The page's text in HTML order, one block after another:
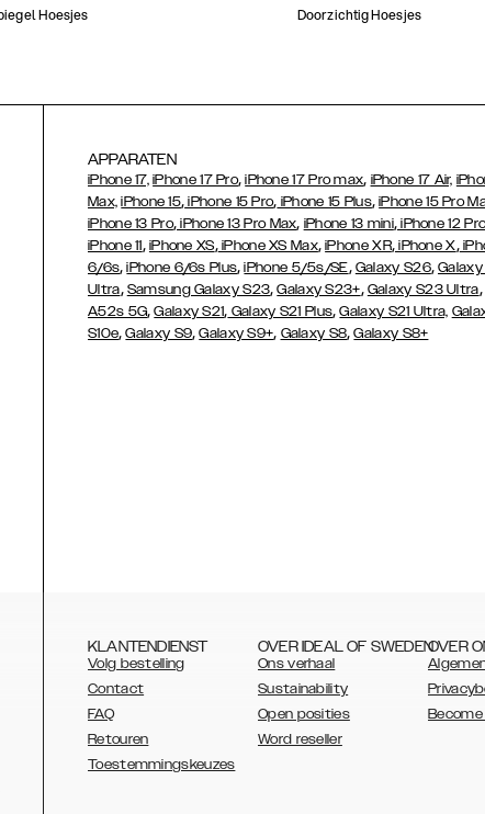
Hoesjes Doorzichtig Hoesjes
APPARATEN
iPhone 17, iPhone 17 Pro,iPhone 17 Pro max, iPhone 17 Air,
Max, iPhone 15, iPhone 15 Pro, iPhone 15 Plus,iPhone 15 Pro
iPhone 13 Pro, iPhone 13 Pro Max, iPhone 13 mini,iPhone 12
iPhone 11, iPhone XS,iPhone XS Max,iPhone XR,iPhone X,
6/6s,iPhone 6/6s Plus,iPhone 5/5s/SE, Galaxy S26,
Ultra, Samsung Galaxy S23,Galaxy S23+, Galaxy S23 Ultra,
A52s 5G,Galaxy S21, Galaxy S21 Plus,Galaxy S21 Ultra,
S10e,Galaxy S9,Galaxy S9+, Galaxy S8,Galaxy S8+
KLANTENDIENST
Volg bestelling
Contact
FAQ
Retouren
Toestemmingskeuzes
OVER IDEAL OF SWEDEN
Ons verhaal
Sustainability
Open posities
Word reseller
OVER
AUSTRALIA